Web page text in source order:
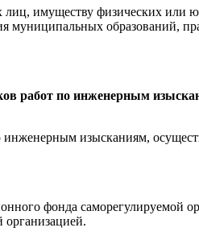
имуществу физических или
муниципальных образований,
работ по инженерным
инженерным изысканиям,
фонда
организацией.